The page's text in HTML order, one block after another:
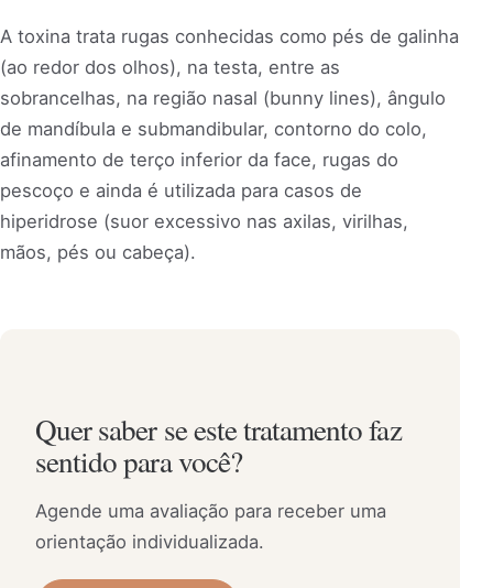
A toxina trata rugas conhecidas como pés de galinha
(ao redor dos olhos), na testa, entre as
sobrancelhas, na região nasal (bunny lines), ângulo
de mandíbula e submandibular, contorno do colo,
afinamento de terço inferior da face, rugas do
pescoço e ainda é utilizada para casos de
hiperidrose (suor excessivo nas axilas, virilhas,
mãos, pés ou cabeça).
Quer saber se este tratamento faz
sentido para você?
Agende uma avaliação para receber uma
orientação individualizada.